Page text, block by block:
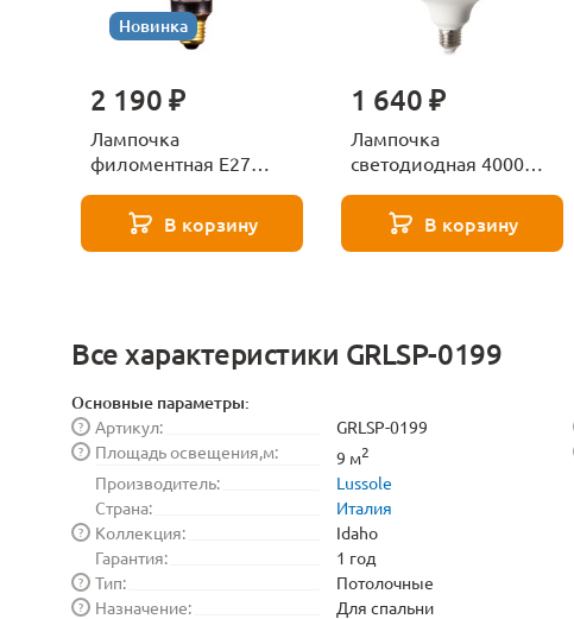
Новинка
2 190 ₽
Лампочка
филоментная Е27
8529
В корзину
1 640 ₽
Лампочка
светодиодная 4000К
271 8589В корзину
Все характеристики GRLSP-0199
Основные параметры:
Артикул:
?
GRLSP-0199
Площадь освещения,м:
? 9 м2
Производитель:
Lussole
Страна:
Италия
Коллекция:
?
Idaho
Гарантия:
1 год
Тип:
?
Потолочные
Назначение:
? Для спальни